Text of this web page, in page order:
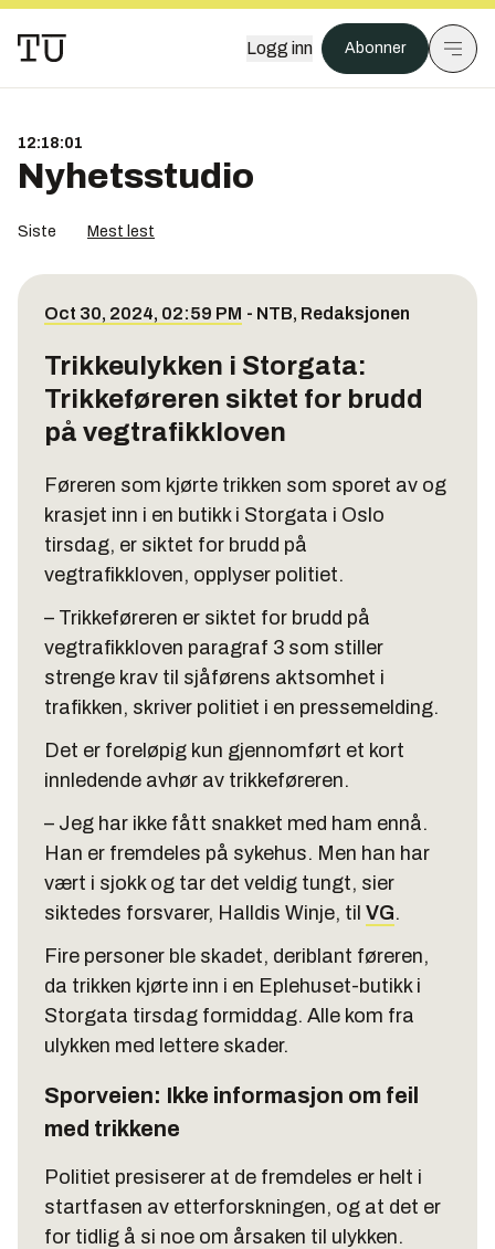
Logg inn Abonner
12:18:01
Nyhetsstudio
Siste Mest lest
Oct 30, 2024, 02:59 PM - NTB, Redaksjonen
Trikkeulykken i Storgata:
Trikkeføreren siktet for brudd
på vegtrafikkloven
Føreren som kjørte trikken som sporet av og
krasjet inn i en butikk i Storgata i Oslo
tirsdag, er siktet for brudd på
vegtrafikkloven, opplyser politiet.
– Trikkeføreren er siktet for brudd på
vegtrafikkloven paragraf 3 som stiller
strenge krav til sjåførens aktsomhet i
trafikken, skriver politiet i en pressemelding.
Det er foreløpig kun gjennomført et kort
innledende avhør av trikkeføreren.
– Jeg har ikke fått snakket med ham ennå.
Han er fremdeles på sykehus. Men han har
vært i sjokk og tar det veldig tungt, sier
siktedes forsvarer, Halldis Winje, til VG.
Fire personer ble skadet, deriblant føreren,
da trikken kjørte inn i en Eplehuset-butikk i
Storgata tirsdag formiddag. Alle kom fra
ulykken med lettere skader.
Sporveien: Ikke informasjon om feil
med trikkene
Politiet presiserer at de fremdeles er helt i
startfasen av etterforskningen, og at det er
for tidlig å si noe om årsaken til ulykken.